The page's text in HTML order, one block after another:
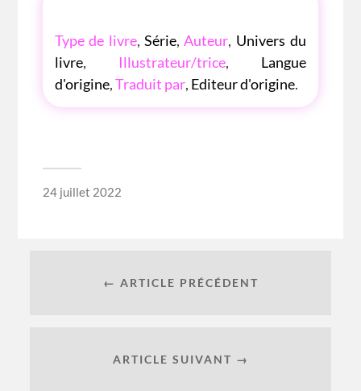
Type de livre, Série, Auteur, Univers du
livre, Illustrateur/trice, Langue
d'origine,Traduit par, Editeur d'origine.
24 juillet 2022
← ARTICLE PRÉCÉDENT
ARTICLE SUIVANT →